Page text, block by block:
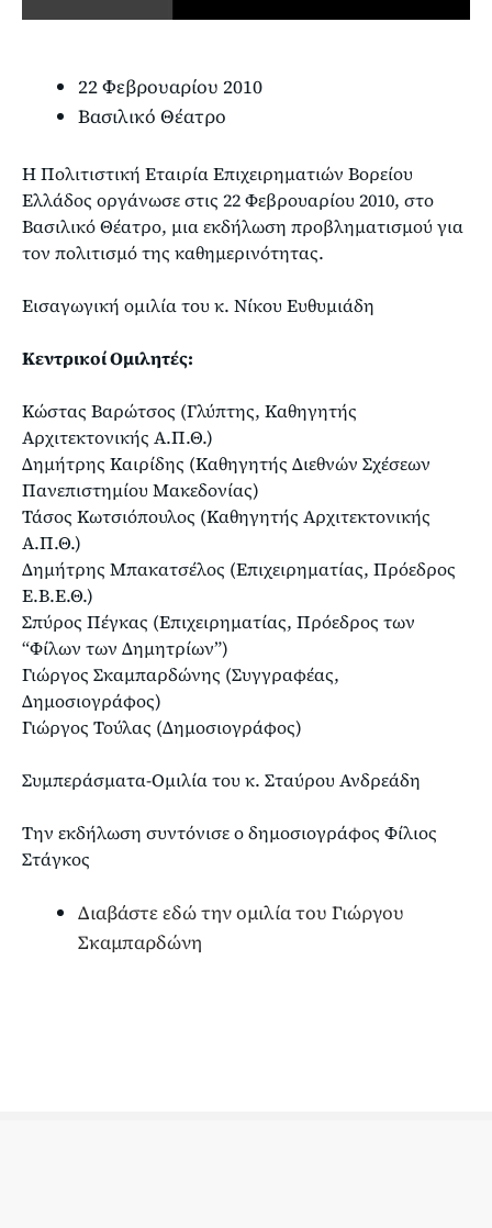
22 Φεβρουαρίου 2010
Βασιλικό Θέατρο
Η Πολιτιστική Εταιρία Επιχειρηματιών Βορείου
Ελλάδος οργάνωσε στις 22 Φεβρουαρίου 2010, στο
Βασιλικό Θέατρο, μια εκδήλωση προβληματισμού για
τον πολιτισμό της καθημερινότητας.
Εισαγωγική ομιλία του κ. Νίκου Ευθυμιάδη
Κεντρικοί Ομιλητές:
Κώστας Βαρώτσος (Γλύπτης, Καθηγητής
Αρχιτεκτονικής Α.Π.Θ.)
Δημήτρης Καιρίδης (Καθηγητής Διεθνών Σχέσεων
Πανεπιστημίου Μακεδονίας)
Τάσος Κωτσιόπουλος (Καθηγητής Αρχιτεκτονικής
Α.Π.Θ.)
Δημήτρης Μπακατσέλος (Επιχειρηματίας, Πρόεδρος
Ε.Β.Ε.Θ.)
Σπύρος Πέγκας (Επιχειρηματίας, Πρόεδρος των
“Φίλων των Δημητρίων”)
Γιώργος Σκαμπαρδώνης (Συγγραφέας,
Δημοσιογράφος)
Γιώργος Τούλας (Δημοσιογράφος)
Συμπεράσματα-Ομιλία του κ. Σταύρου Ανδρεάδη
Την εκδήλωση συντόνισε ο δημοσιογράφος Φίλιος
Στάγκος
Διαβάστε εδώ την ομιλία του Γιώργου
Σκαμπαρδώνη